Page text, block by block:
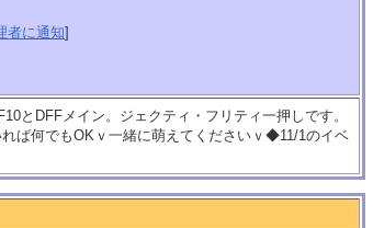
者に通知]
とDFFメイン。ジェクティ・フリティ一押しです。
ば何でもOKｖ一緒に萌えてくださいｖ◆11/1のイベ